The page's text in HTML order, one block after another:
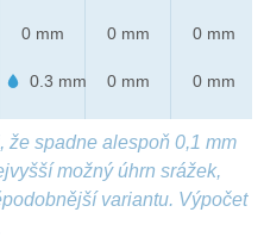
0 mm
0.3 mm
0 mm
0 mm
0 mm
0 mm
že spadne alespoň 0,1 mm
možný úhrn srážek,
variantu. Výpočet